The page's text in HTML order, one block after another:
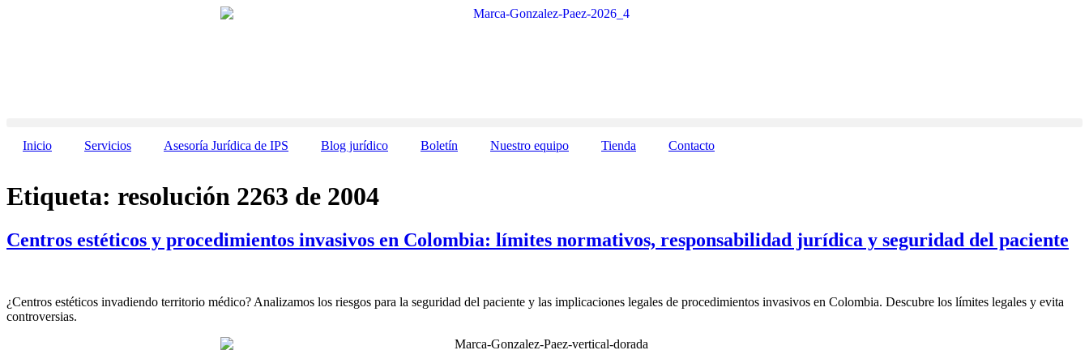
Inicio Servicios Asesoría Jurídica de IPS Blog jurídico Boletín Nuestro equipo Tienda Contacto
Etiqueta: resolución 2263 de 2004
Centros estéticos y procedimientos invasivos en Colombia: límites normativos, responsabilidad jurídica y seguridad del paciente
¿Centros estéticos invadiendo territorio médico? Analizamos los riesgos para la seguridad del paciente y las implicaciones legales de procedimientos invasivos en Colombia. Descubre los límites legales y evita
controversias.